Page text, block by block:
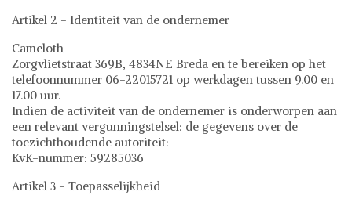
Artikel 2 - Identiteit van de ondernemer
Cameloth
Zorgvlietstraat 369B, 4834NE Breda en te bereiken op het
telefoonnummer 06-22015721 op werkdagen tussen 9.00 en
17.00 uur.
Indien de activiteit van de ondernemer is onderworpen aan
een relevant vergunningstelsel: de gegevens over de
toezichthoudende autoriteit:
KvK-nummer: 59285036
Artikel 3 - Toepasselijkheid